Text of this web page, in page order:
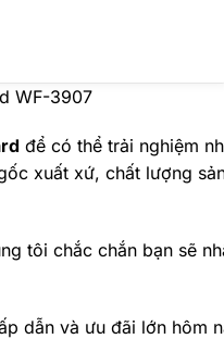
WF-3907
để có thể trải nghiệm
xuất xứ, chất lượng
tôi chắc chắn bạn sẽ
dẫn và ưu đãi lớn hôm